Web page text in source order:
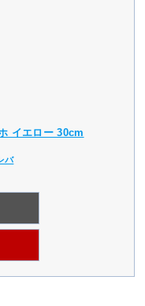
イエロー 30cm
バ